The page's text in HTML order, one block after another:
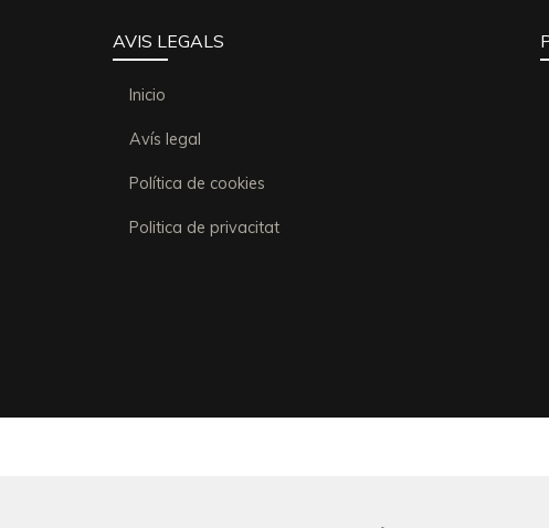
AVIS LEGALS
Inicio
Avís legal
Política de cookies
Politica de privacitat